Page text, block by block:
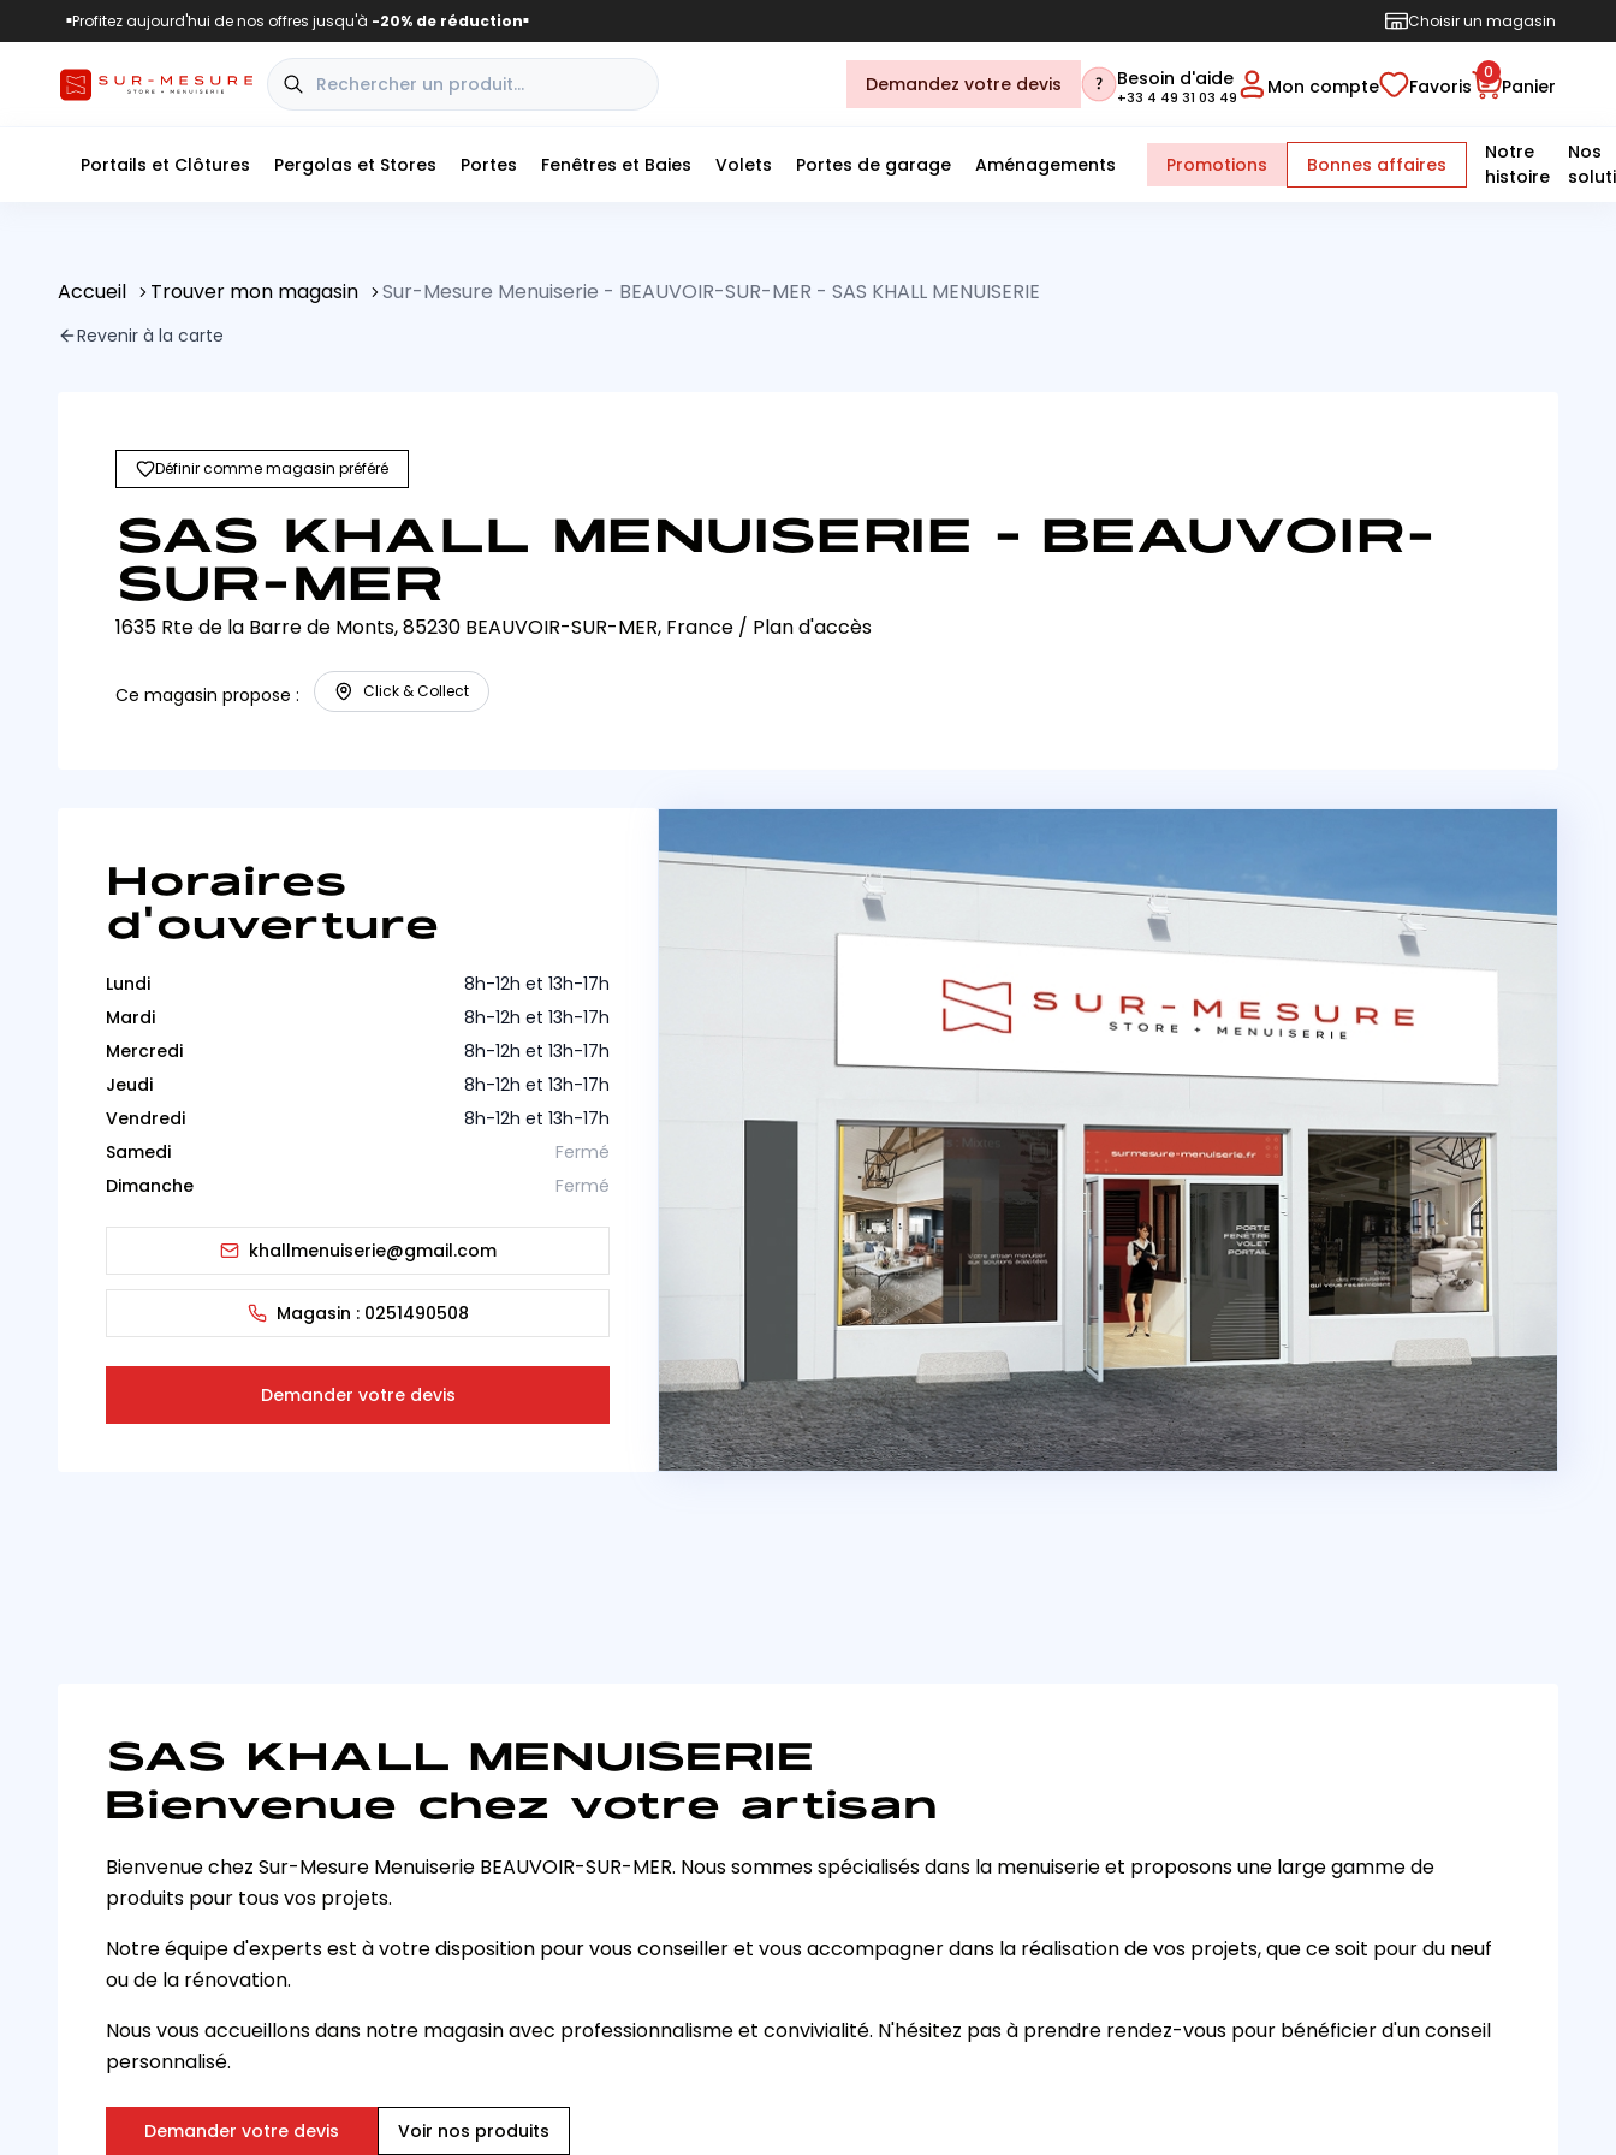
■Profitez aujourd'hui de nos offres jusqu'à -20% de réduction■ Choisir un magasin
Demandez votre devis Besoin d'aide
+33 4 49 31 03 49 Mon compte Favoris
0
Panier
Portails et Clôtures Pergolas et Stores Portes Fenêtres et Baies Volets Portes de garage Aménagements Promotions Bonnes affaires
Notre
histoire
Nos
Accueil Trouver mon magasin Sur-Mesure Menuiserie - BEAUVOIR-SUR-MER - SAS KHALL MENUISERIE
Revenir à la carte
Définir comme magasin préféré
SAS KHALL MENUISERIE - BEAUVOIR-
SUR-MER
1635 Rte de la Barre de Monts, 85230 BEAUVOIR-SUR-MER, France / Plan d'accès
Ce magasin propose : Click & Collect
Horaires
d'ouverture
Lundi
8h-12h et 13h-17h
Mardi
8h-12h et 13h-17h
Mercredi
8h-12h et 13h-17h
Jeudi
8h-12h et 13h-17h
Vendredi
8h-12h et 13h-17h
Samedi
Fermé
Dimanche
Fermé
khallmenuiserie@gmail.com
Magasin : 0251490508
Demander votre devis
SAS KHALL MENUISERIE
Bienvenue chez votre artisan
Bienvenue chez Sur-Mesure Menuiserie BEAUVOIR-SUR-MER. Nous sommes spécialisés dans la menuiserie et proposons une large gamme de
produits pour tous vos projets.
Notre équipe d'experts est à votre disposition pour vous conseiller et vous accompagner dans la réalisation de vos projets, que ce soit pour du neuf
ou de la rénovation.
Nous vous accueillons dans notre magasin avec professionnalisme et convivialité. N'hésitez pas à prendre rendez-vous pour bénéficier d'un conseil
personnalisé.
Demander votre devis Voir nos produits